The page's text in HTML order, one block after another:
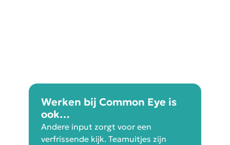
Werken bij Common Eye is
ook…
Andere input zorgt voor een
verfrissende kijk. Teamuitjes zijn